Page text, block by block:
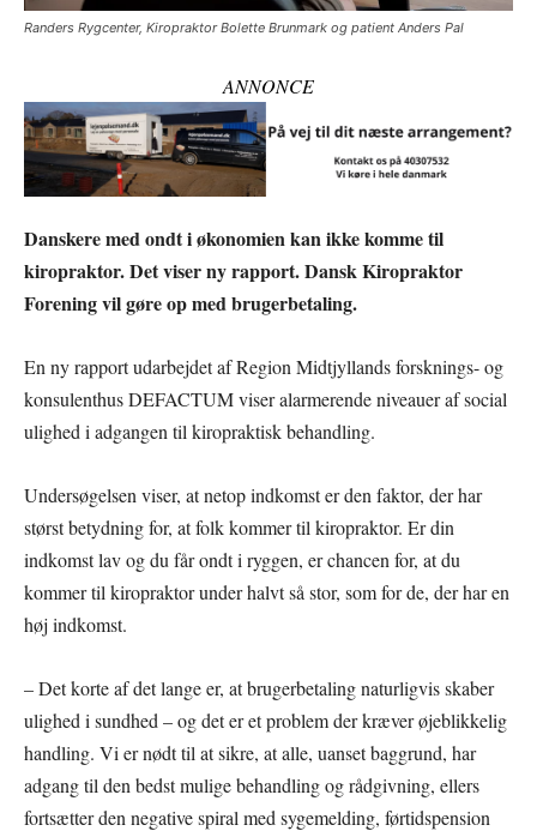
Randers Rygcenter, Kiropraktor Bolette Brunmark og patient Anders Pal
ANNONCE
Danskere med ondt i økonomien kan ikke komme til
kiropraktor. Det viser ny rapport. Dansk Kiropraktor
Forening vil gøre op med brugerbetaling.
En ny rapport udarbejdet af Region Midtjyllands forsknings- og
konsulenthus DEFACTUM viser alarmerende niveauer af social
ulighed i adgangen til kiropraktisk behandling.
Undersøgelsen viser, at netop indkomst er den faktor, der har
størst betydning for, at folk kommer til kiropraktor. Er din
indkomst lav og du får ondt i ryggen, er chancen for, at du
kommer til kiropraktor under halvt så stor, som for de, der har en
høj indkomst.
– Det korte af det lange er, at brugerbetaling naturligvis skaber
ulighed i sundhed – og det er et problem der kræver øjeblikkelig
handling. Vi er nødt til at sikre, at alle, uanset baggrund, har
adgang til den bedst mulige behandling og rådgivning, ellers
fortsætter den negative spiral med sygemelding, førtidspension